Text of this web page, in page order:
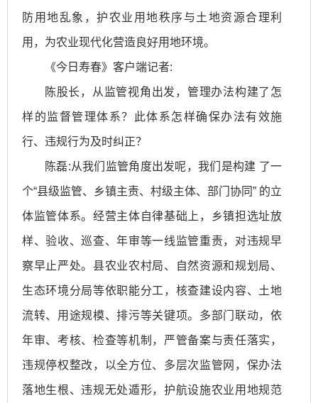
防用地乱象，护农业用地秩序与土地资源合理利
用，为农业现代化营造良好用地环境。
《今日寿春》客户端记者:
陈股长，从监管视角出发，管理办法构建了怎
样的监督管理体系？此体系怎样确保办法有效施
行、违规行为及时纠正？
陈磊:从我们监管角度出发呢，我们是构建 了一
个“县级监管、乡镇主责、村级主体、部门协同” 的立
体监管体系。经营主体自律基础上，乡镇担选址放
样、验收、巡查、年审等一线监管重责，对违规早
察早止严处。县农业农村局、自然资源和规划局、
生态环境分局等依职能分工，核查建设内容、土地
流转、用途规模、排污等关键项。多部门联动，依
年审、考核、检查等机制，严管备案与责任落实，
违规停权整改，以全方位、多层次监管网，保办法
落地生根、违规无处遁形，护航设施农业用地规范